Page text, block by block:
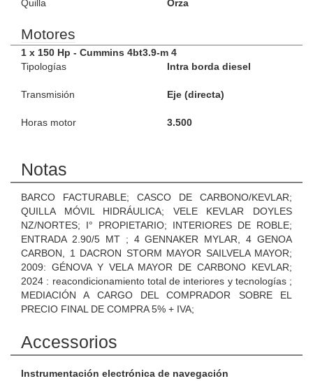
Quilla Orza
Motores
1 x 150 Hp - Cummins 4bt3.9-m 4
Tipologías
Intra borda diesel
Transmisión Eje (directa)
Horas motor 3.500
Notas
BARCO FACTURABLE; CASCO DE CARBONO/KEVLAR;
QUILLA MÓVIL HIDRÁULICA; VELE KEVLAR DOYLES
NZ/NORTES; I° PROPIETARIO; INTERIORES DE ROBLE;
ENTRADA 2.90/5 MT ; 4 GENNAKER MYLAR, 4 GENOA
CARBON, 1 DACRON STORM MAYOR SAILVELA MAYOR;
2009: GÉNOVA Y VELA MAYOR DE CARBONO KEVLAR;
2024 : reacondicionamiento total de interiores y tecnologías ;
MEDIACIÓN A CARGO DEL COMPRADOR SOBRE EL
PRECIO FINAL DE COMPRA 5% + IVA;
Accessorios
Instrumentación electrónica de navegación